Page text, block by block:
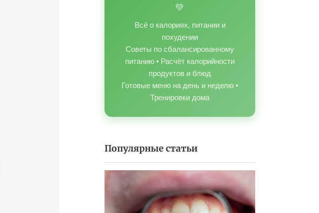
💚
Всё о калориях, питании и
похудении
Советы по сбалансированному
питанию • Расчёт калорийности
продуктов и блюд
Готовые меню на день и неделю •
Тренировки дома
Популярные статьи